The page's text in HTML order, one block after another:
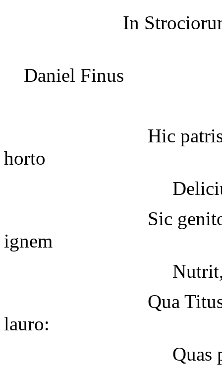
In Strociorum
Daniel Finus
Hic patris, et nati
horto
Delicium floris
Sic genitor
ignem
Nutrit, et alterna
Qua Titus,
lauro:
Quas pater,